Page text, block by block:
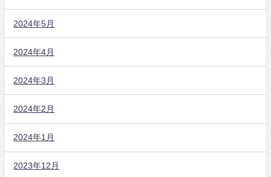
2024年5月
2024年4月
2024年3月
2024年2月
2024年1月
2023年12月